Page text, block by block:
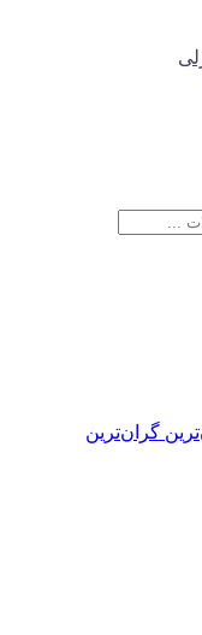
گران‌ترین